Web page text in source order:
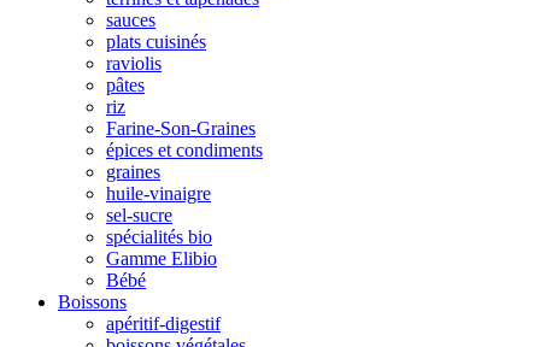
sauces
plats cuisinés
raviolis
pâtes
riz
Farine-Son-Graines
épices et condiments
graines
huile-vinaigre
sel-sucre
spécialités bio
Gamme Elibio
Bébé
Boissons
apéritif-digestif